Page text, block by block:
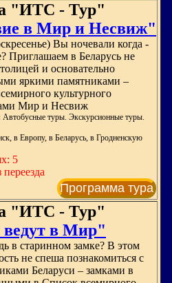
"ИТС - Тур"
в Мир и Несвиж"
Вы ночевали когда -
Приглашаем в Беларусь не
и основательно
яркими памятниками –
культурного
Мир и Несвиж
Автобусные туры. Экскурсионные туры.
в Европу, в Беларусь, в Гродненскую
5
Программа тура
"ИТС - Тур"
ведут в Мир"
в старинном замке? В этом
не спеша познакомиться с
Беларуси – замками в